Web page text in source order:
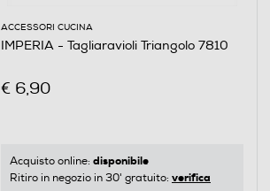
ACCESSORI CUCINA
IMPERIA - Tagliaravioli Triangolo 7810
€ 6,90
Acquisto online: disponibile
Ritiro in negozio in 30' gratuito: verifica